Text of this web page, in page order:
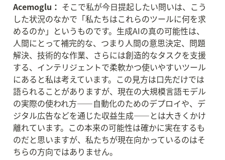
Acemoglu： そこで私が今日提起したい問いは、こう
した状況のなかで「私たちはこれらのツールに何を求
めるのか」というものです。生成AIの真の可能性は、
人間にとって補完的な、つまり人間の意思決定、問題
解決、技術的な作業、さらには創造的なタスクを支援
する、インテリジェントで柔軟かつ使いやすいツール
にあると私は考えています。この見方は口先だけでは
語られることがありますが、現在の大規模言語モデル
の実際の使われ方——自動化のためのデプロイや、デ
ジタル広告などを通じた収益生成——とは大きくかけ
離れています。この本来の可能性は確かに実在するも
のだと思いますが、私たちが現在向かっているのはそ
ちらの方向ではありません。